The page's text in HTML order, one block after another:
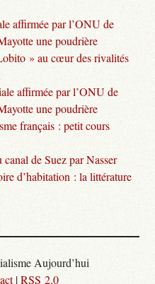
affirmée par l’ONU de
une poudrière
» au cœur des rivalités
affirmée par l’ONU de
une poudrière
français : petit cours
de Suez par Nasser
d’habitation : la littérature
Aujourd’hui
|RSS 2.0